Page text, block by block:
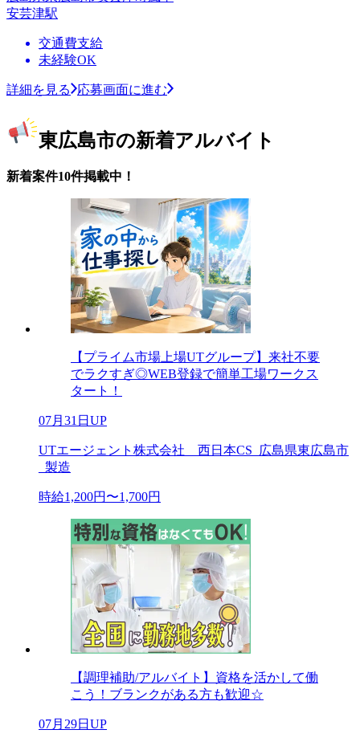
安芸津駅
交通費支給
未経験OK
詳細を見る 応募画面に進む
東広島市の新着アルバイト
新着案件10件掲載中！
【プライム市場上場UTグループ】来社不要
でラクすぎ◎WEB登録で簡単工場ワークス
タート！
07月31日UP
UTエージェント株式会社 西日本CS_広島県東広島市
_製造
時給1,200円〜1,700円
【調理補助/アルバイト】資格を活かして働
こう！ブランクがある方も歓迎☆
07月29日UP